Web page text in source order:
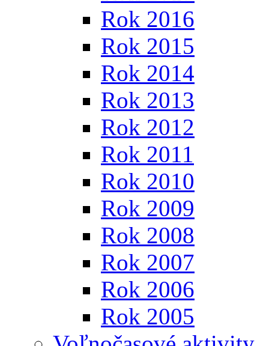
Rok 2016
Rok 2015
Rok 2014
Rok 2013
Rok 2012
Rok 2011
Rok 2010
Rok 2009
Rok 2008
Rok 2007
Rok 2006
Rok 2005